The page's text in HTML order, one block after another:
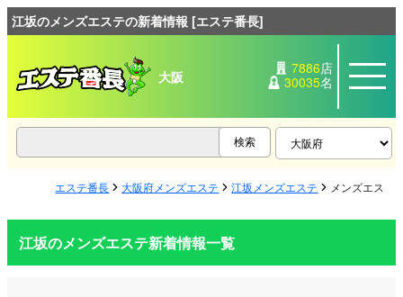
江坂のメンズエステの新着情報 [エステ番長]
大阪 7886店
30035名
エステ番長 大阪府メンズエステ 江坂メンズエステ メンズエステ
江坂のメンズエステ新着情報一覧